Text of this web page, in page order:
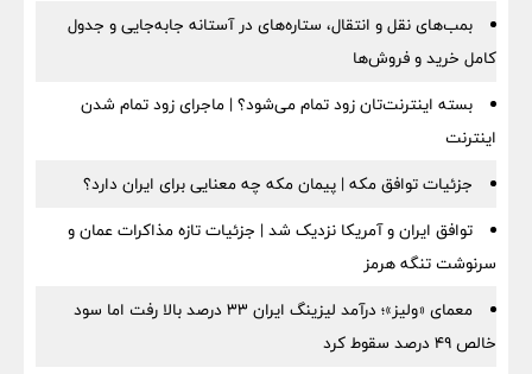
بمب‌های نقل و انتقال، ستاره‌های در آستانه جابه‌جایی و جدول
کامل خرید و فروش‌ها
بسته اینترنت‌تان زود تمام می‌شود؟ | ماجرای زود تمام شدن
اینترنت
جزئیات توافق مکه | پیمان مکه چه معنایی برای ایران دارد؟
توافق ایران و آمریکا نزدیک شد | جزئیات تازه مذاکرات عمان و
سرنوشت تنگه هرمز
معمای «ولیز»؛ درآمد لیزینگ ایران ۳۳ درصد بالا رفت اما سود
خالص ۴۹ درصد سقوط کرد